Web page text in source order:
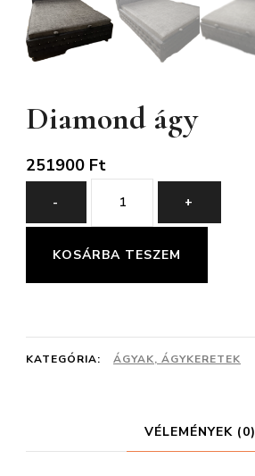
Diamond ágy
251900 Ft
-
Diamond
ágy
mennyiség
+
KOSÁRBA TESZEM
KATEGÓRIA: ÁGYAK, ÁGYKERETEK
VÉLEMÉNYEK (0)